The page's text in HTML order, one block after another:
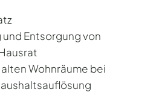
Entsorgung von
Wohnräume bei